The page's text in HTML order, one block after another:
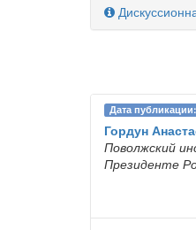
Дата
Гордун
Поволжский
Президенте